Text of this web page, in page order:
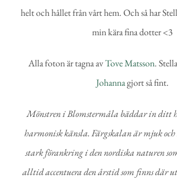
helt och hållet från vårt hem. Och så har
min kära fina dotter <3
Alla foton är tagna avTove Matsson.
Johannagjort så fint.
Mönstren i Blomstermåla bäddar in ditt
harmonisk känsla. Färgskalan är mjuk och
stark förankring i den nordiska naturen
alltid accentuera den årstid som finns där